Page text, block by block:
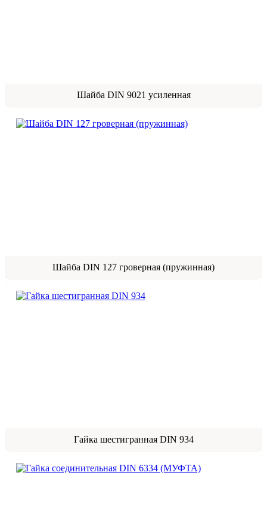
Шайба DIN 9021 усиленная
Шайба DIN 127 гроверная (пружинная)
Гайка шестигранная DIN 934